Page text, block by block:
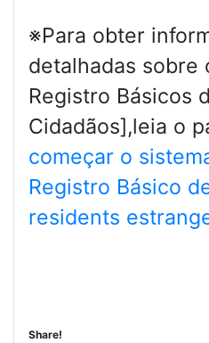
※Para obter
detalhadas sobre
Registro Básicos
Cidadãos],leia o
começar o
Registro Básico
residents
Share!